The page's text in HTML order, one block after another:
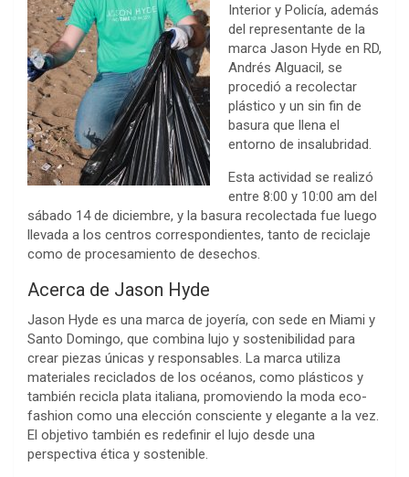
Interior y Policía, además
del representante de la
marca Jason Hyde en RD,
Andrés Alguacil, se
procedió a recolectar
plástico y un sin fin de
basura que llena el
entorno de insalubridad.
Esta actividad se realizó
entre 8:00 y 10:00 am del
sábado 14 de diciembre, y la basura recolectada fue luego
llevada a los centros correspondientes, tanto de reciclaje
como de procesamiento de desechos.
Acerca de Jason Hyde
Jason Hyde es una marca de joyería, con sede en Miami y
Santo Domingo, que combina lujo y sostenibilidad para
crear piezas únicas y responsables. La marca utiliza
materiales reciclados de los océanos, como plásticos y
también recicla plata italiana, promoviendo la moda eco-
fashion como una elección consciente y elegante a la vez.
El objetivo también es redefinir el lujo desde una
perspectiva ética y sostenible.